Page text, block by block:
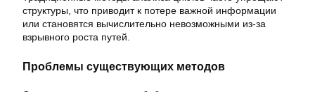
структуры, что приводит к потере важной информации
или становятся вычислительно невозможными из-за
взрывного роста путей.
Проблемы существующих методов